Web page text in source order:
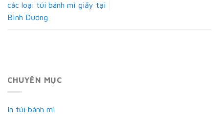
các loại túi bánh mì giấy tại
Bình Dương
CHUYÊN MỤC
In túi bánh mì